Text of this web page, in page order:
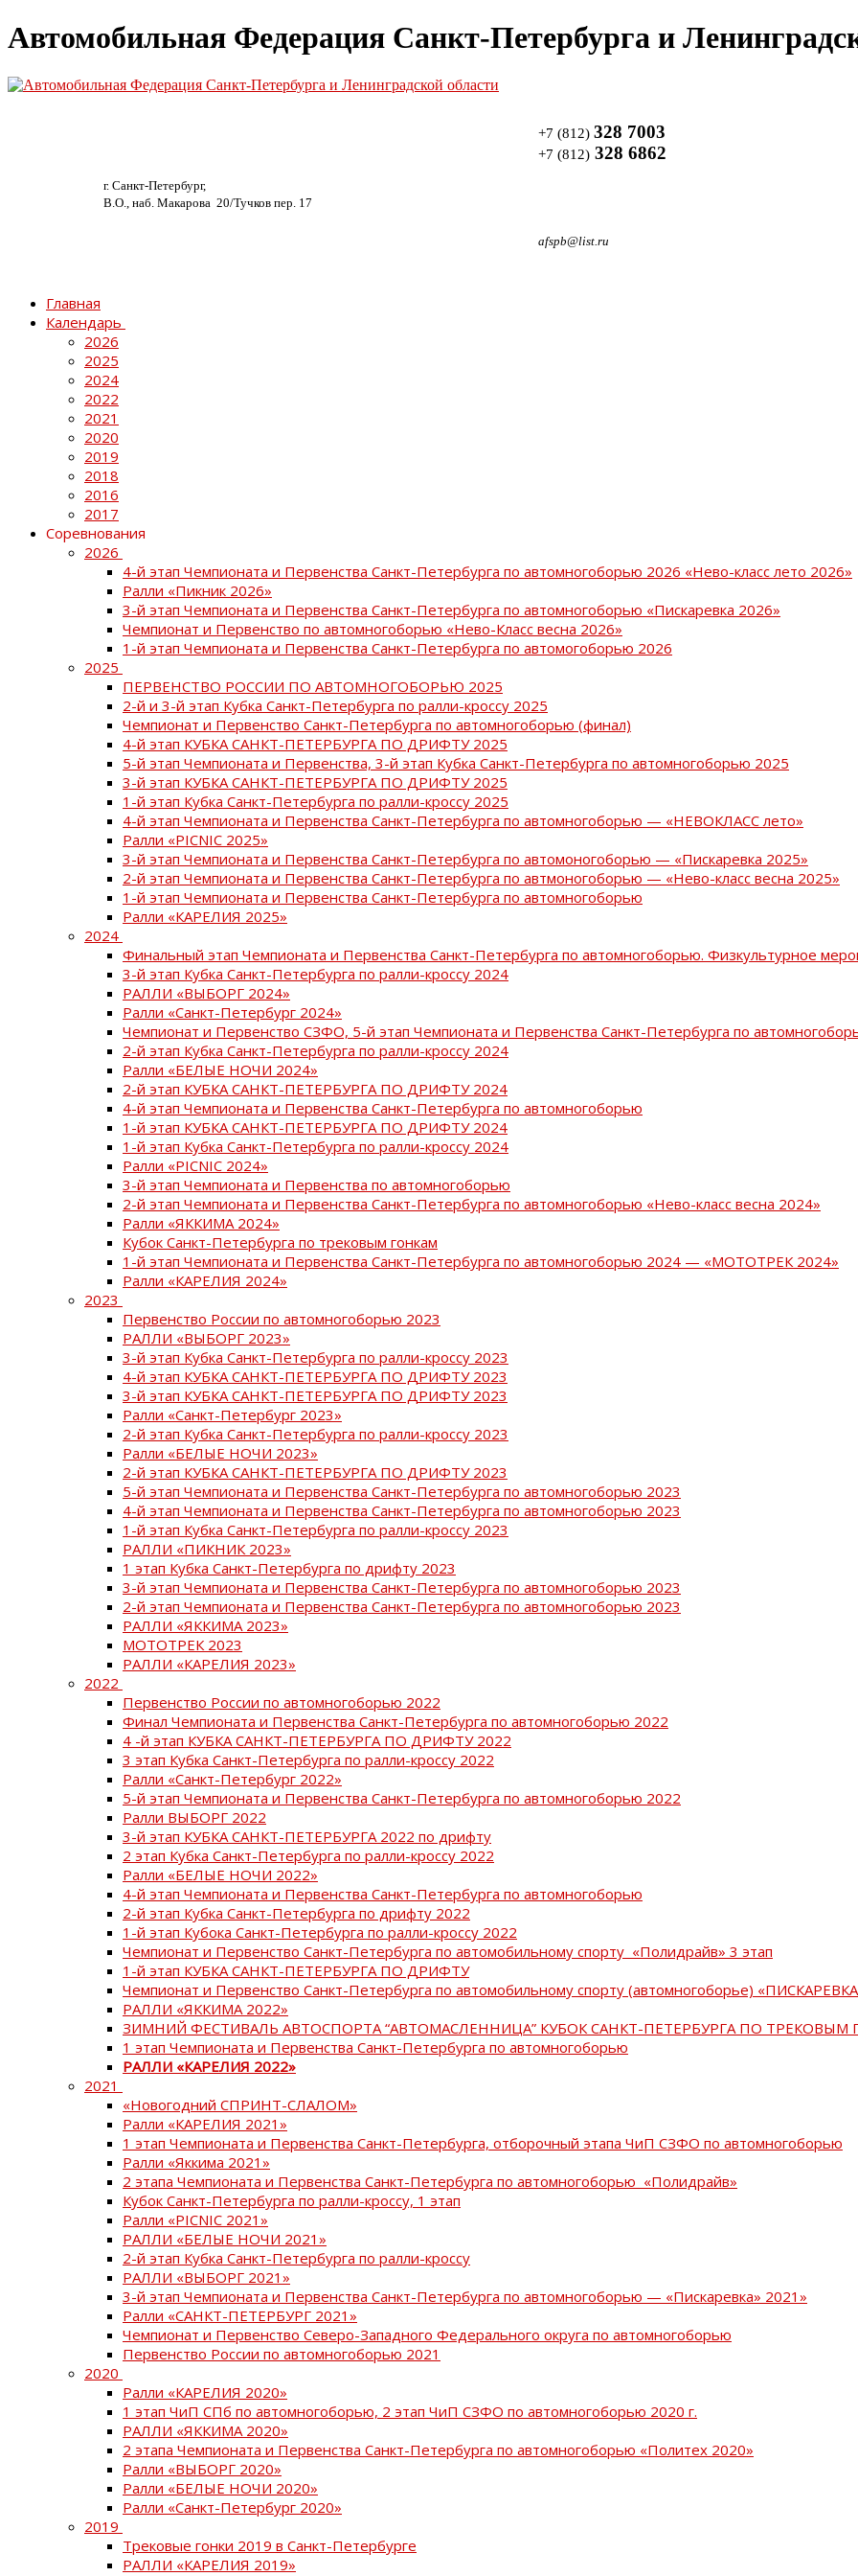
Автомобильная Федерация Санкт-Петербурга и
г. Санкт-Петербург,
В.О., наб. Макарова 20/Тучков пер. 17
+7 (812) 328 7003
+7 (812) 328 6862
afspb@list.ru
Главная
Календарь
2026
2025
2024
2022
2021
2020
2019
2018
2016
2017
Соревнования
2026
4-й этап Чемпионата и Первенства Санкт-Петербурга по автомногоборью 2026 «Нево-класс лето 2026»
Ралли «Пикник 2026»
3-й этап Чемпионата и Первенства Санкт-Петербурга по автомногоборью «Пискаревка 2026»
Чемпионат и Первенство по автомногоборью «Нево-Класс весна 2026»
1-й этап Чемпионата и Первенства Санкт-Петербурга по автомогоборью 2026
2025
ПЕРВЕНСТВО РОССИИ ПО АВТОМНОГОБОРЬЮ 2025
2-й и 3-й этап Кубка Санкт-Петербурга по ралли-кроссу 2025
Чемпионат и Первенство Санкт-Петербурга по автомногоборью (финал)
4-й этап КУБКА САНКТ-ПЕТЕРБУРГА ПО ДРИФТУ 2025
5-й этап Чемпионата и Первенства, 3-й этап Кубка Санкт-Петербурга по автомногоборью 2025
3-й этап КУБКА САНКТ-ПЕТЕРБУРГА ПО ДРИФТУ 2025
1-й этап Кубка Санкт-Петербурга по ралли-кроссу 2025
4-й этап Чемпионата и Первенства Санкт-Петербурга по автомногоборью — «НЕВОКЛАСС лето»
Ралли «PICNIC 2025»
3-й этап Чемпионата и Первенства Санкт-Петербурга по автомоногоборью — «Пискаревка 2025»
2-й этап Чемпионата и Первенства Санкт-Петербурга по автмоногоборью — «Нево-класс весна 2025»
1-й этап Чемпионата и Первенства Санкт-Петербурга по автомногоборью
Ралли «КАРЕЛИЯ 2025»
2024
Финальный этап Чемпионата и Первенства Санкт-Петербурга по автомногоборью. Физкультурное
3-й этап Кубка Санкт-Петербурга по ралли-кроссу 2024
РАЛЛИ «ВЫБОРГ 2024»
Ралли «Санкт-Петербург 2024»
Чемпионат и Первенство СЗФО, 5-й этап Чемпионата и Первенства Санкт-Петербурга по
2-й этап Кубка Санкт-Петербурга по ралли-кроссу 2024
Ралли «БЕЛЫЕ НОЧИ 2024»
2-й этап КУБКА САНКТ-ПЕТЕРБУРГА ПО ДРИФТУ 2024
4-й этап Чемпионата и Первенства Санкт-Петербурга по автомногоборью
1-й этап КУБКА САНКТ-ПЕТЕРБУРГА ПО ДРИФТУ 2024
1-й этап Кубка Санкт-Петербурга по ралли-кроссу 2024
Ралли «PICNIC 2024»
3-й этап Чемпионата и Первенства по автомногоборью
2-й этап Чемпионата и Первенства Санкт-Петербурга по автомногоборью «Нево-класс весна 2024»
Ралли «ЯККИМА 2024»
Кубок Санкт-Петербурга по трековым гонкам
1-й этап Чемпионата и Первенства Санкт-Петербурга по автомногоборью 2024 — «МОТОТРЕК 2024»
Ралли «КАРЕЛИЯ 2024»
2023
Первенство России по автомногоборью 2023
РАЛЛИ «ВЫБОРГ 2023»
3-й этап Кубка Санкт-Петербурга по ралли-кроссу 2023
4-й этап КУБКА САНКТ-ПЕТЕРБУРГА ПО ДРИФТУ 2023
3-й этап КУБКА САНКТ-ПЕТЕРБУРГА ПО ДРИФТУ 2023
Ралли «Санкт-Петербург 2023»
2-й этап Кубка Санкт-Петербурга по ралли-кроссу 2023
Ралли «БЕЛЫЕ НОЧИ 2023»
2-й этап КУБКА САНКТ-ПЕТЕРБУРГА ПО ДРИФТУ 2023
5-й этап Чемпионата и Первенства Санкт-Петербурга по автомногоборью 2023
4-й этап Чемпионата и Первенства Санкт-Петербурга по автомногоборью 2023
1-й этап Кубка Санкт-Петербурга по ралли-кроссу 2023
РАЛЛИ «ПИКНИК 2023»
1 этап Кубка Санкт-Петербурга по дрифту 2023
3-й этап Чемпионата и Первенства Санкт-Петербурга по автомногоборью 2023
2-й этап Чемпионата и Первенства Санкт-Петербурга по автомногоборью 2023
РАЛЛИ «ЯККИМА 2023»
МОТОТРЕК 2023
РАЛЛИ «КАРЕЛИЯ 2023»
2022
Первенство России по автомногоборью 2022
Финал Чемпионата и Первенства Санкт-Петербурга по автомногоборью 2022
4 -й этап КУБКА САНКТ-ПЕТЕРБУРГА ПО ДРИФТУ 2022
3 этап Кубка Санкт-Петербурга по ралли-кроссу 2022
Ралли «Санкт-Петербург 2022»
5-й этап Чемпионата и Первенства Санкт-Петербурга по автомногоборью 2022
Ралли ВЫБОРГ 2022
3-й этап КУБКА САНКТ-ПЕТЕРБУРГА 2022 по дрифту
2 этап Кубка Санкт-Петербурга по ралли-кроссу 2022
Ралли «БЕЛЫЕ НОЧИ 2022»
4-й этап Чемпионата и Первенства Санкт-Петербурга по автомногоборью
2-й этап Кубка Санкт-Петербурга по дрифту 2022
1-й этап Кубока Санкт-Петербурга по ралли-кроссу 2022
Чемпионат и Первенство Санкт-Петербурга по автомобильному спорту «Полидрайв» 3 этап
1-й этап КУБКА САНКТ-ПЕТЕРБУРГА ПО ДРИФТУ
Чемпионат и Первенство Санкт-Петербурга по автомобильному спорту (автомногоборье)
РАЛЛИ «ЯККИМА 2022»
ЗИМНИЙ ФЕСТИВАЛЬ АВТОСПОРТА “АВТОМАСЛЕННИЦА” КУБОК САНКТ-ПЕТЕРБУРГА ПО ТРЕКОВЫМ
1 этап Чемпионата и Первенства Санкт-Петербурга по автомногоборью
РАЛЛИ «КАРЕЛИЯ 2022»
2021
«Новогодний СПРИНТ-СЛАЛОМ»
Ралли «КАРЕЛИЯ 2021»
1 этап Чемпионата и Первенства Санкт-Петербурга, отборочный этапа ЧиП СЗФО по автомногоборью
Ралли «Яккима 2021»
2 этапа Чемпионата и Первенства Санкт-Петербурга по автомногоборью «Полидрайв»
Кубок Санкт-Петербурга по ралли-кроссу, 1 этап
Ралли «PICNIC 2021»
РАЛЛИ «БЕЛЫЕ НОЧИ 2021»
2-й этап Кубка Санкт-Петербурга по ралли-кроссу
РАЛЛИ «ВЫБОРГ 2021»
3-й этап Чемпионата и Первенства Санкт-Петербурга по автомногоборью — «Пискаревка» 2021»
Ралли «САНКТ-ПЕТЕРБУРГ 2021»
Чемпионат и Первенство Северо-Западного Федерального округа по автомногоборью
Первенство России по автомногоборью 2021
2020
Ралли «КАРЕЛИЯ 2020»
1 этап ЧиП СПб по автомногоборью, 2 этап ЧиП СЗФО по автомногоборью 2020 г.
РАЛЛИ «ЯККИМА 2020»
2 этапа Чемпионата и Первенства Санкт-Петербурга по автомногоборью «Политех 2020»
Ралли «ВЫБОРГ 2020»
Ралли «БЕЛЫЕ НОЧИ 2020»
Ралли «Санкт-Петербург 2020»
2019
Трековые гонки 2019 в Санкт-Петербурге
РАЛЛИ «КАРЕЛИЯ 2019»